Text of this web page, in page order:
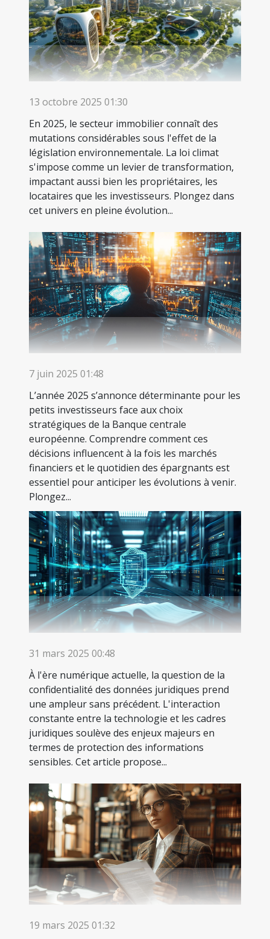
13 octobre 2025 01:30
En 2025, le secteur immobilier connaît des
mutations considérables sous l'effet de la
législation environnementale. La loi climat
s'impose comme un levier de transformation,
impactant aussi bien les propriétaires, les
locataires que les investisseurs. Plongez dans
cet univers en pleine évolution...
7 juin 2025 01:48
L’année 2025 s’annonce déterminante pour les
petits investisseurs face aux choix
stratégiques de la Banque centrale
européenne. Comprendre comment ces
décisions influencent à la fois les marchés
financiers et le quotidien des épargnants est
essentiel pour anticiper les évolutions à venir.
Plongez...
31 mars 2025 00:48
À l'ère numérique actuelle, la question de la
confidentialité des données juridiques prend
une ampleur sans précédent. L'interaction
constante entre la technologie et les cadres
juridiques soulève des enjeux majeurs en
termes de protection des informations
sensibles. Cet article propose...
19 mars 2025 01:32